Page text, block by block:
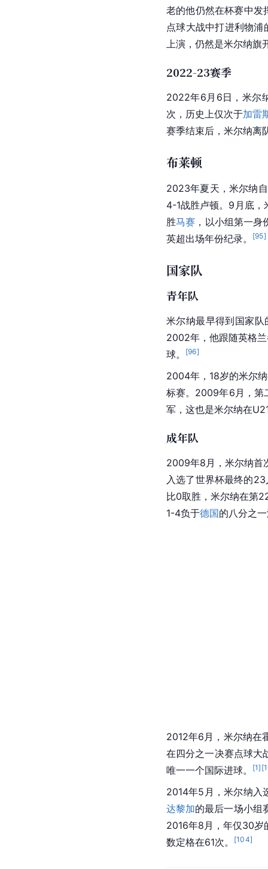
老的他仍然在杯赛中
点球大战中打进利物
上演，仍然是米尔纳旗
2022-23赛季
2022年6月6日，米尔
次，历史上仅次于加雷
赛季结束后，米尔纳离
布莱顿
2023年夏天，米尔纳
4-1战胜卢顿。9月底，
胜马赛 ，以小组第一身
英超出场年份纪录。
[95]
国家队
青年队
米尔纳最早得到国家
2002年，他跟随英格
球。
[96]
2004年，18岁的米尔
标赛。2009年6月，第
军，这也是米尔纳在
成年队
2009年8月，米尔纳首
入选了世界杯最终的
比0取胜，米尔纳在第
1-4负于德国的八分之
2012年6月，米尔纳在
在四分之一决赛点球大
唯一一个国际进球。
[1] [
2014年5月，米尔纳入
达黎加的最后一场小组
2016年8月，年仅30岁
数定格在61次。
[104]